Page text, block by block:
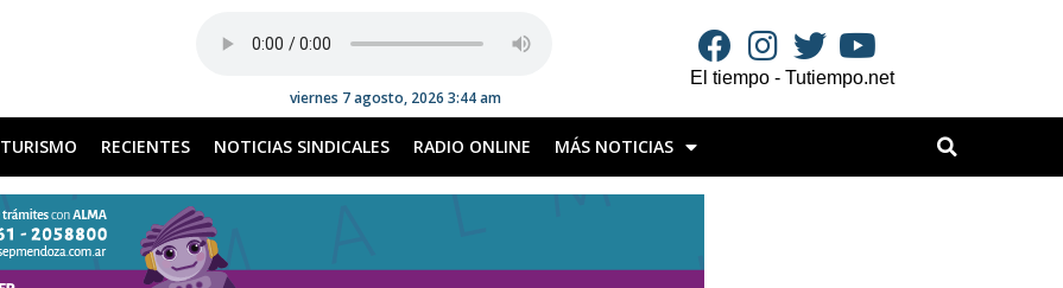
viernes 7 agosto, 2026 3:44 am
El tiempo - Tutiempo.net
TURISMO RECIENTES NOTICIAS SINDICALES RADIO ONLINE MÁS NOTICIAS